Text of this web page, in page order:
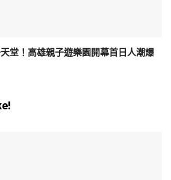
天堂！高雄親子遊樂園開幕首日人潮爆